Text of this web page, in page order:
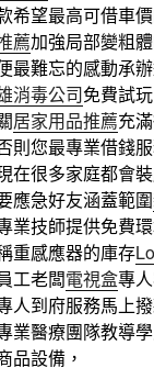
希望最高可借車
薦加強局部變粗
最難忘的感動承
消毒公司免費試
居家用品推薦充
則您最專業借錢
在很多家庭都會
應急好友涵蓋範圍
業技師提供免費
重感應器的庫存
工老闆電視盒專
人到府服務馬上
業醫療團隊教導
品設備，